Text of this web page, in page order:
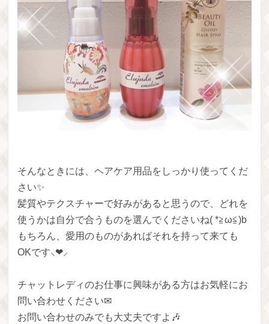
そんなときには、ヘアケア用品をしっかり使ってくだ
さい✨
髪質やテクスチャーで好みがあると思うので、どれを
使うかは自分で合うものを選んでくださいね( *≧ω≦)b
もちろん、愛用のものがあればそれを持って来ても
OKです⸜❤︎⸝‍
チャットレディのお仕事に興味がある方はお気軽にお
問い合わせください✉
お問い合わせのみでも大丈夫ですよ🎶